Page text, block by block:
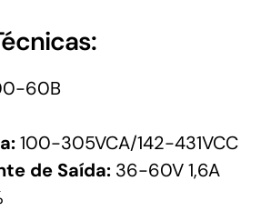
60B
100-305VCA/142-431VCC
de Saída: 36-60V 1,6A